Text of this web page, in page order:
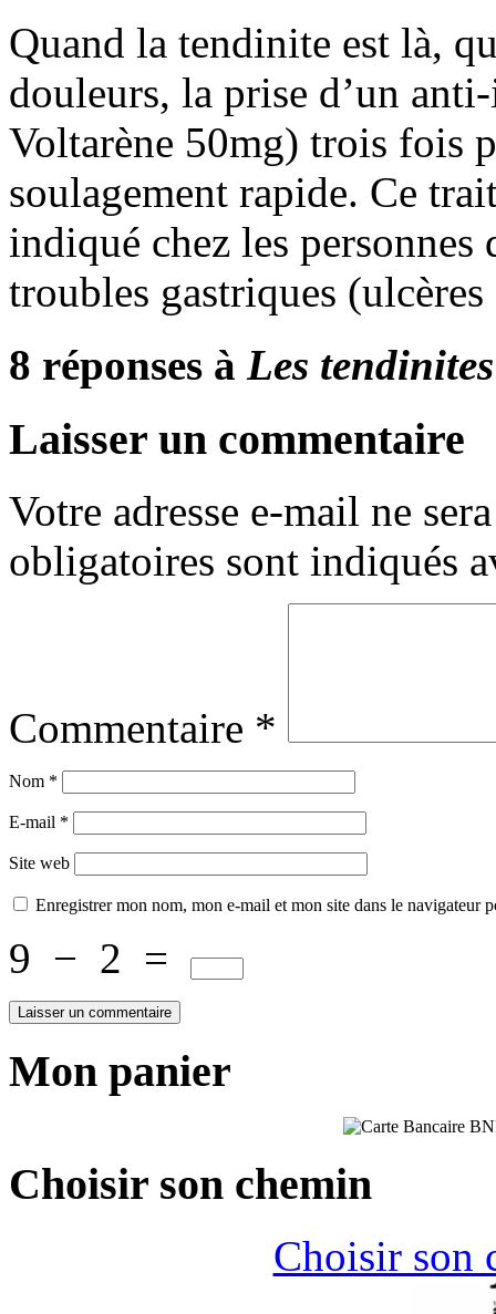
Quand la tendinite est là,
douleurs, la prise d’un
Voltarène 50mg) trois fois
soulagement rapide. Ce
indiqué chez les
troubles gastriques
8 réponses à Les tendinites
Laisser un commentaire
Votre adresse e-mail ne
obligatoires sont indiqués
Commentaire *
Nom *
E-mail *
Site web
Enregistrer mon nom, mon e-mail et mon site dans le navigateur
9 − 2 =
Mon panier
Choisir son chemin
Choisir son